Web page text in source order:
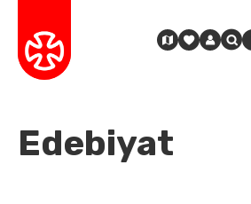
Edebiyat